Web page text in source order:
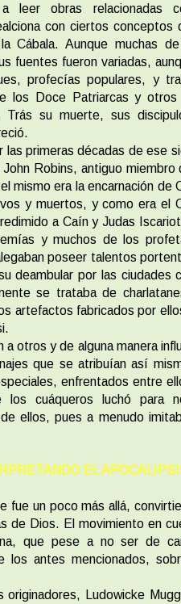
leer obras relacionadas
con ciertos conceptos
Cábala. Aunque muchas
fuentes fueron variadas,
profecías populares, y
los Doce Patriarcas y otros
Trás su muerte, sus
primeras décadas de ese
Robins, antiguo miembro
mismo era la encarnación de
y muertos, y como era el
a Caín y Judas
y muchos de los
poseer talentos
deambular por las ciudades
se trataba de
artefactos fabricados por
otros y de alguna manera
que se atribuían así
enfrentados entre
cuáqueros luchó para
ellos, pues a menudo
EL
fue un poco más allá,
de Dios. El movimiento en
que pese a no ser de
los antes mencionados,
Ludowicke